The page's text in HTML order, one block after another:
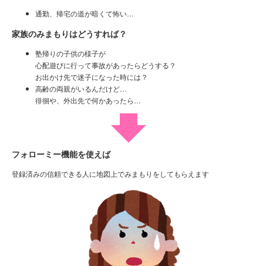
通勤、帰宅の道が暗くて怖い…
家族のみまもりはどうすれば？
塾帰りの子供の様子が
心配遊びに行って事故があったらどうする？
お出かけ先で迷子になった時には？
高齢の両親がいるんだけど…
徘徊や、外出先で何かあったら…
フォローミー機能を使えば
登録済みの信頼できる人に地図上でみまもりをしてもらえます